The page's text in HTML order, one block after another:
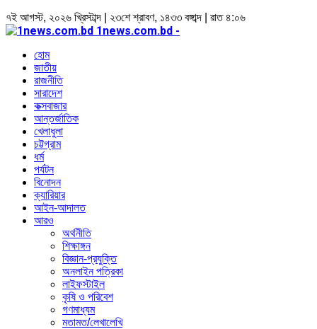
৭ই আগস্ট, ২০২৬ খ্রিস্টাব্দ | ২৩শে শ্রাবণ, ১৪৩৩ বঙ্গাব্দ | রাত ৪:০৬
1news.com.bd -
হোম
জাতীয়
রাজনীতি
সারাদেশ
কক্সবাজার
আন্তর্জাতিক
খেলাধুলা
চট্টগ্রাম
ধর্ম
পর্যটন
বিনোদন
ক্যারিয়ার
আইন-আদালত
আরও
অর্থনীতি
শিক্ষাঙ্গন
বিজ্ঞান-প্রযুক্তি
অনলাইন পত্রিকা
লাইফস্টাইল
কৃষি ও পরিবেশ
গণমাধ্যম
মতামত/লেখালেখি